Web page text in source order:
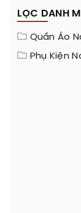
LỌC DANH
Quần Áo
Phụ Kiện